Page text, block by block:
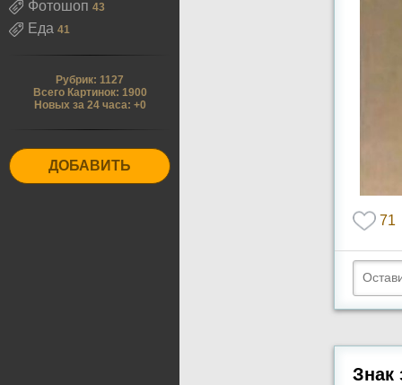
Фотошоп 43
Еда 41
Рубрик: 1127
Всего Картинок: 1900
Новых за 24 часа: +0
ДОБАВИТЬ
71
Знак